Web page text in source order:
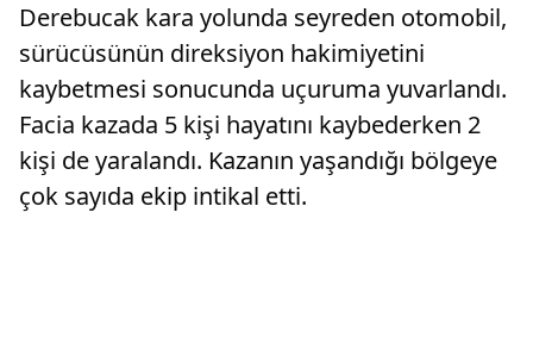
Derebucak kara yolunda seyreden otomobil,
sürücüsünün direksiyon hakimiyetini
kaybetmesi sonucunda uçuruma yuvarlandı.
Facia kazada 5 kişi hayatını kaybederken 2
kişi de yaralandı. Kazanın yaşandığı bölgeye
çok sayıda ekip intikal etti.